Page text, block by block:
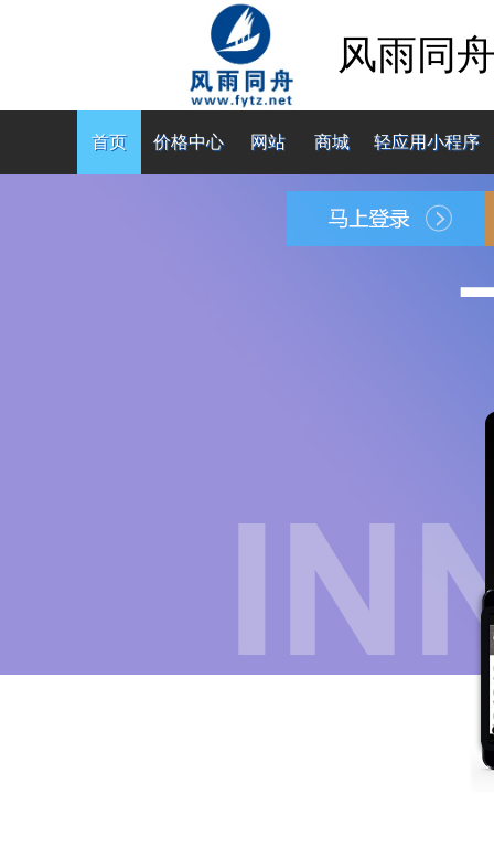
风雨同
首页 价格中心 网站 商城 轻应用小程序